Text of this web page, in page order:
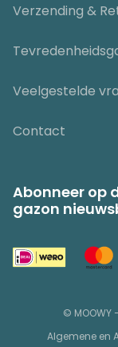
Verzending &
Veelgestelde
Contact
Abonneer op
gazon
©
Algemene en